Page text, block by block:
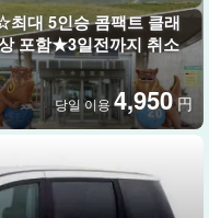
대 5인승 콤팩트 클래
포함★3일전까지 취소
당일 이용4,950 円